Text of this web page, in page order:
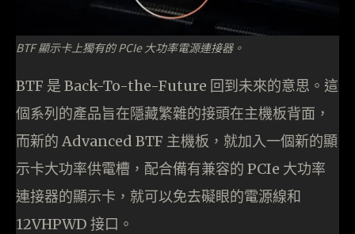
BTF 顯示卡上獨有的 PCIe 大功率電源連接器。
BTF 是 Back-To-the-Future 回到未來的意思。這
個系列的產品旨在隱藏繁雜的接頭在主機板背面，
而新的 Advanced BTF 主機板，就加入一個新的顯
示卡大功率供電槽，配合備有兼容的 PCIe 大功率
連接器的顯示卡，就可以免去礙眼的電源線和
12VHPWD 接口。